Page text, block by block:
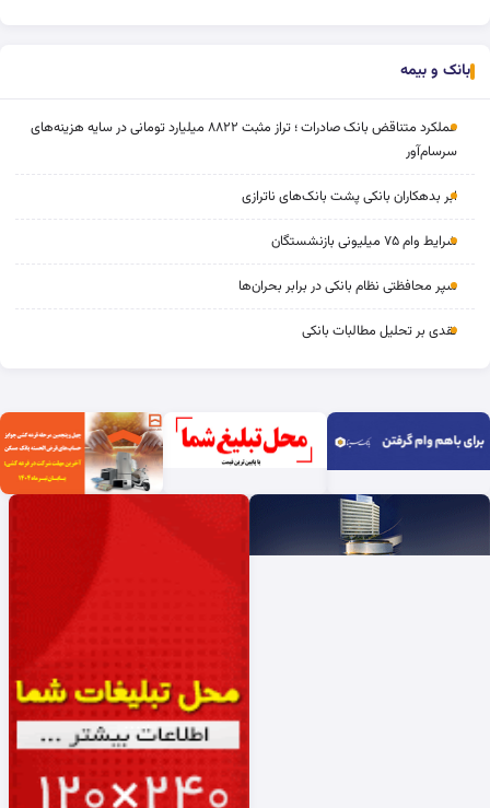
بانک و بیمه
عملکرد متناقض بانک صادرات ؛ تراز مثبت ۸۸۲۲ میلیارد تومانی در سایه هزینه‌های
سرسام‌آور
ابر بدهکاران بانکی پشت بانک‌های ناترازی
شرایط وام ۷۵ میلیونی بازنشستگان
سپر محافظتی نظام بانکی در برابر بحران‌ها
نقدی بر تحلیل مطالبات بانکی